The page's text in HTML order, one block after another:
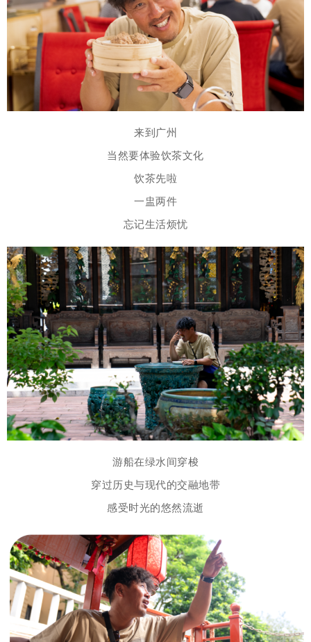
来到广州
当然要体验饮茶文化
饮茶先啦
一盅两件
忘记生活烦忧
游船在绿水间穿梭
穿过历史与现代的交融地带
感受时光的悠然流逝